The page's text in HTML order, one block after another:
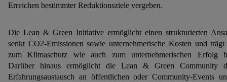
Erreichen bestimmter Reduktionsziele vergeben.
Die Lean & Green Initiative ermöglicht einen strukturierten
senkt CO2-Emissionen sowie unternehmerische Kosten und trägt
zum Klimaschutz wie auch zum unternehmerischen Erfolg
Darüber hinaus ermöglicht die Lean & Green Community
Erfahrungsaustausch an öffentlichen oder Community-Events